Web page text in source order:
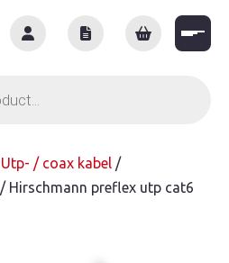
Utp- / coax kabel /
/ Hirschmann preflex utp cat6